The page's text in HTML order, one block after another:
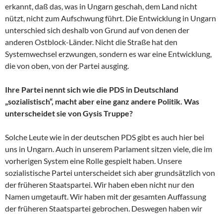
erkannt, daß das, was in Ungarn geschah, dem Land nicht
nützt, nicht zum Aufschwung führt. Die Entwicklung in Ungarn
unterschied sich deshalb von Grund auf von denen der
anderen Ostblock-Länder. Nicht die Straße hat den
Systemwechsel erzwungen, sondern es war eine Entwicklung,
die von oben, von der Partei ausging.
Ihre Partei nennt sich wie die PDS in Deutschland
„sozialistisch“, macht aber eine ganz andere Politik. Was
unterscheidet sie von Gysis Truppe?
Solche Leute wie in der deutschen PDS gibt es auch hier bei
uns in Ungarn. Auch in unserem Parlament sitzen viele, die im
vorherigen System eine Rolle gespielt haben. Unsere
sozialistische Partei unterscheidet sich aber grundsätzlich von
der früheren Staatspartei. Wir haben eben nicht nur den
Namen umgetauft. Wir haben mit der gesamten Auffassung
der früheren Staatspartei gebrochen. Deswegen haben wir